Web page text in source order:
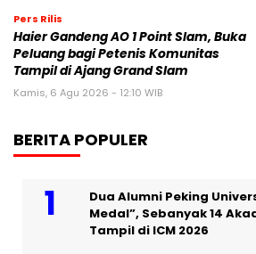
Pers Rilis
Haier Gandeng AO 1 Point Slam, Buka
Peluang bagi Petenis Komunitas
Tampil di Ajang Grand Slam
Kamis, 6 Agu 2026 - 12:10 WIB
BERITA POPULER
Dua Alumni Peking
Medal”, Sebanyak 14
Tampil di ICM 2026